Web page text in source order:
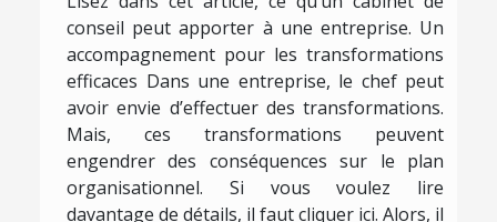
conseil peut apporter à une entreprise. Un
accompagnement pour les transformations
efficaces Dans une entreprise, le chef peut
avoir envie d’effectuer des transformations.
Mais, ces transformations peuvent
engendrer des conséquences sur le plan
organisationnel. Si vous voulez lire
davantage de détails, il faut cliquer ici. Alors, il